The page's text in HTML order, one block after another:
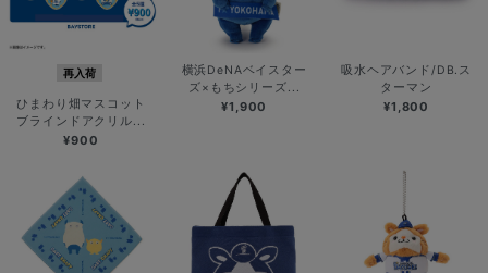
再入荷
ひまわり畑マスコット
ブラインドアクリル...
¥900
横浜DeNAベイスター
ズ×もちシリーズ...
¥1,900
吸水ヘアバンド/DB.ス
ターマン
¥1,800